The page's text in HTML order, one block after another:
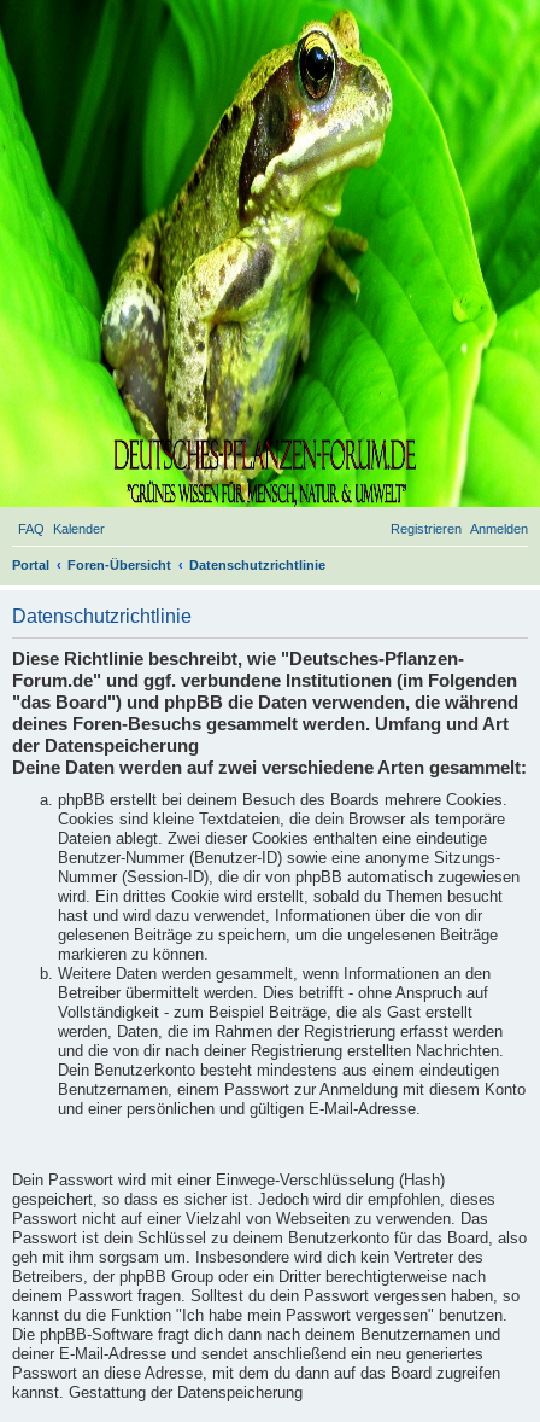
FAQ Kalender Anmelden
Registrieren
Portal Foren-Übersicht Datenschutzrichtlinie
Datenschutzrichtlinie
Diese Richtlinie beschreibt, wie "Deutsches-Pflanzen-
Forum.de" und ggf. verbundene Institutionen (im Folgenden
"das Board") und phpBB die Daten verwenden, die während
deines Foren-Besuchs gesammelt werden. Umfang und Art
der Datenspeicherung
Deine Daten werden auf zwei verschiedene Arten gesammelt:
phpBB erstellt bei deinem Besuch des Boards mehrere Cookies.
Cookies sind kleine Textdateien, die dein Browser als temporäre
Dateien ablegt. Zwei dieser Cookies enthalten eine eindeutige
Benutzer-Nummer (Benutzer-ID) sowie eine anonyme Sitzungs-
Nummer (Session-ID), die dir von phpBB automatisch zugewiesen
wird. Ein drittes Cookie wird erstellt, sobald du Themen besucht
hast und wird dazu verwendet, Informationen über die von dir
gelesenen Beiträge zu speichern, um die ungelesenen Beiträge
markieren zu können.
Weitere Daten werden gesammelt, wenn Informationen an den
Betreiber übermittelt werden. Dies betrifft - ohne Anspruch auf
Vollständigkeit - zum Beispiel Beiträge, die als Gast erstellt
werden, Daten, die im Rahmen der Registrierung erfasst werden
und die von dir nach deiner Registrierung erstellten Nachrichten.
Dein Benutzerkonto besteht mindestens aus einem eindeutigen
Benutzernamen, einem Passwort zur Anmeldung mit diesem Konto
und einer persönlichen und gültigen E-Mail-Adresse.
Dein Passwort wird mit einer Einwege-Verschlüsselung (Hash)
gespeichert, so dass es sicher ist. Jedoch wird dir empfohlen, dieses
Passwort nicht auf einer Vielzahl von Webseiten zu verwenden. Das
Passwort ist dein Schlüssel zu deinem Benutzerkonto für das Board, also
geh mit ihm sorgsam um. Insbesondere wird dich kein Vertreter des
Betreibers, der phpBB Group oder ein Dritter berechtigterweise nach
deinem Passwort fragen. Solltest du dein Passwort vergessen haben, so
kannst du die Funktion "Ich habe mein Passwort vergessen" benutzen.
Die phpBB-Software fragt dich dann nach deinem Benutzernamen und
deiner E-Mail-Adresse und sendet anschließend ein neu generiertes
Passwort an diese Adresse, mit dem du dann auf das Board zugreifen
kannst. Gestattung der Datenspeicherung